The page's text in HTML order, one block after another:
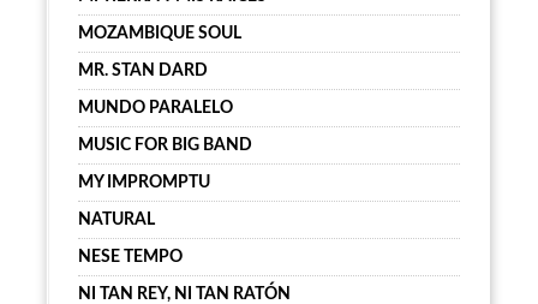
MOZAMBIQUE SOUL
MR. STAN DARD
MUNDO PARALELO
MUSIC FOR BIG BAND
MY IMPROMPTU
NATURAL
NESE TEMPO
NI TAN REY, NI TAN RATÓN